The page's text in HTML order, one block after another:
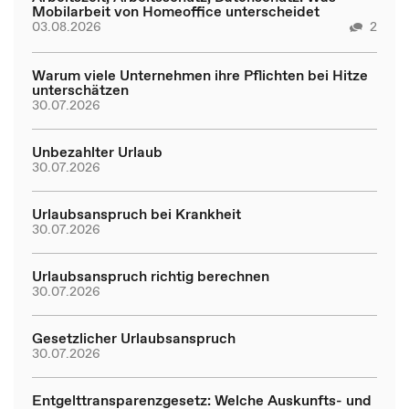
Mobilarbeit von Homeoffice unterscheidet
03.08.2026 2
Warum viele Unternehmen ihre Pflichten bei Hitze
unterschätzen
30.07.2026
Unbezahlter Urlaub
30.07.2026
Urlaubsanspruch bei Krankheit
30.07.2026
Urlaubsanspruch richtig berechnen
30.07.2026
Gesetzlicher Urlaubsanspruch
30.07.2026
Entgelttransparenzgesetz: Welche Auskunfts- und